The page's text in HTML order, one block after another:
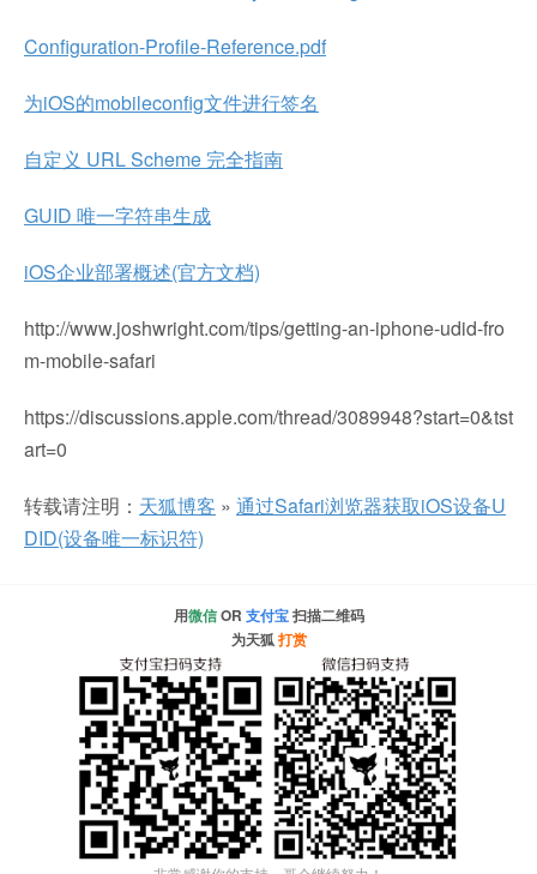
Configuration-Profile-Reference.pdf
为iOS的mobileconfig文件进行签名
自定义 URL Scheme 完全指南
GUID 唯一字符串生成
iOS企业部署概述(官方文档)
http://www.joshwright.com/tips/getting-an-iphone-udid-fro
m-mobile-safari
https://discussions.apple.com/thread/3089948?start=0&tst
art=0
转载请注明： 天狐博客 » 通过Safari浏览器获取iOS设备U
DID(设备唯一标识符)
用微信OR 支付宝扫描二维码
为天狐打赏